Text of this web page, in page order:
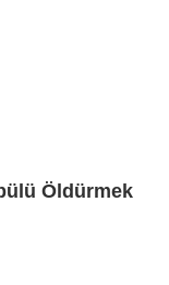
Öldürmek